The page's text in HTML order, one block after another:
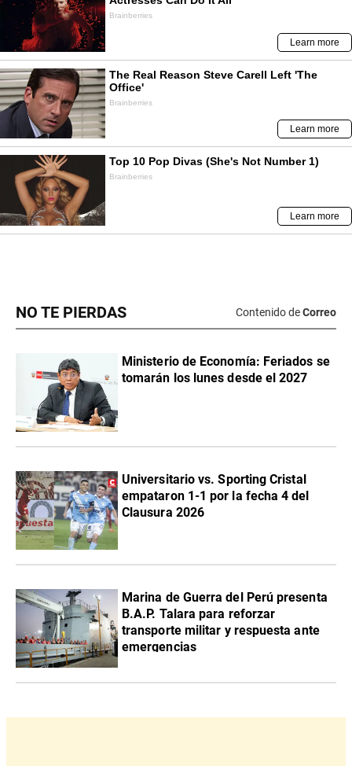
NO TE PIERDAS Contenido deCorreo
Ministerio de Economía: Feriados se
tomarán los lunes desde el 2027
Universitario vs. Sporting Cristal
empataron 1-1 por la fecha 4 del
Clausura 2026
Marina de Guerra del Perú presenta
B.A.P. Talara para reforzar
transporte militar y respuesta ante
emergencias